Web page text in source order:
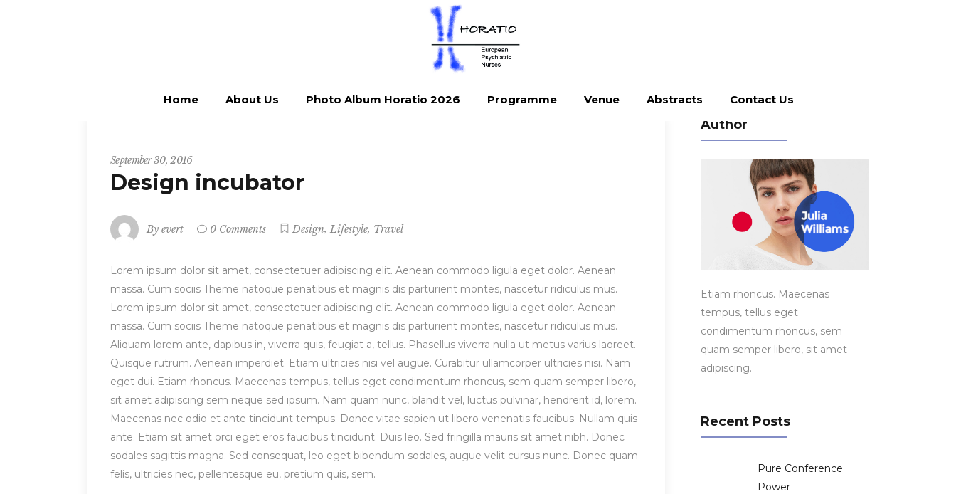
Home About Us Photo Album Horatio 2026 Programme Venue Abstracts Contact Us
September 30, 2016
Design incubator
By evert 0 Comments Design, Lifestyle, Travel
Lorem ipsum dolor sit amet, consectetuer adipiscing elit. Aenean commodo ligula eget dolor. Aenean
massa. Cum sociis Theme natoque penatibus et magnis dis parturient montes, nascetur ridiculus mus.
Lorem ipsum dolor sit amet, consectetuer adipiscing elit. Aenean commodo ligula eget dolor. Aenean
massa. Cum sociis Theme natoque penatibus et magnis dis parturient montes, nascetur ridiculus mus.
Aliquam lorem ante, dapibus in, viverra quis, feugiat a, tellus. Phasellus viverra nulla ut metus varius laoreet.
Quisque rutrum. Aenean imperdiet. Etiam ultricies nisi vel augue. Curabitur ullamcorper ultricies nisi. Nam
eget dui. Etiam rhoncus. Maecenas tempus, tellus eget condimentum rhoncus, sem quam semper libero,
sit amet adipiscing sem neque sed ipsum. Nam quam nunc, blandit vel, luctus pulvinar, hendrerit id, lorem.
Maecenas nec odio et ante tincidunt tempus. Donec vitae sapien ut libero venenatis faucibus. Nullam quis
ante. Etiam sit amet orci eget eros faucibus tincidunt. Duis leo. Sed fringilla mauris sit amet nibh. Donec
sodales sagittis magna. Sed consequat, leo eget bibendum sodales, augue velit cursus nunc. Donec quam
felis, ultricies nec, pellentesque eu, pretium quis, sem.
Author
Etiam rhoncus. Maecenas
tempus, tellus eget
condimentum rhoncus, sem
quam semper libero, sit amet
adipiscing.
Recent Posts
Pure Conference
Power